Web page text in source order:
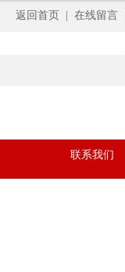
返回首页 在线留言
联系我们